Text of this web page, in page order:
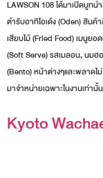
LAWSON 108 ได้มาเปิดบู
ตำรับอาทิโอเด้ง (Oden) สิน
เสียบไม้ (Fried Food) เมนูย
(Soft Serve) รสเมลอน, นมฮอ
(Bento) หน้าต่างๆและพลาดไ
มาจำหน่ายเฉพาะในงานเท่า
Kyoto